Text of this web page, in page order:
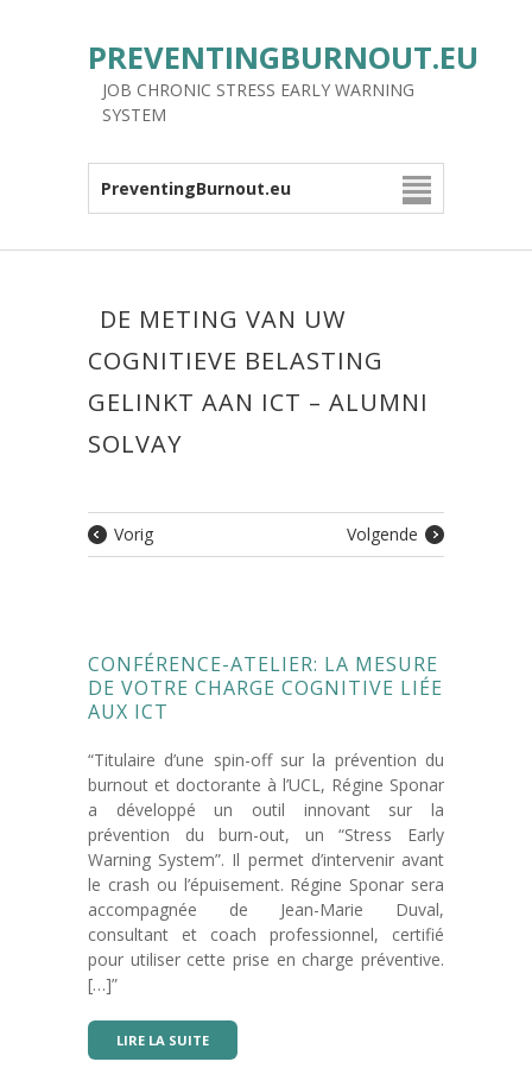
PREVENTINGBURNOUT.EU
JOB CHRONIC STRESS EARLY WARNING
SYSTEM
PreventingBurnout.eu
DE METING VAN UW
COGNITIEVE BELASTING
GELINKT AAN ICT – ALUMNI
SOLVAY
Volgende
Vorig
CONFÉRENCE-ATELIER: LA MESURE
DE VOTRE CHARGE COGNITIVE LIÉE
AUX ICT
“Titulaire d’une spin-off sur la prévention du
burnout et doctorante à l’UCL, Régine Sponar
a développé un outil innovant sur la
prévention du burn-out, un “Stress Early
Warning System”. Il permet d’intervenir avant
le crash ou l’épuisement. Régine Sponar sera
accompagnée de Jean-Marie Duval,
consultant et coach professionnel, certifié
pour utiliser cette prise en charge préventive.
[…]”
LIRE LA SUITE